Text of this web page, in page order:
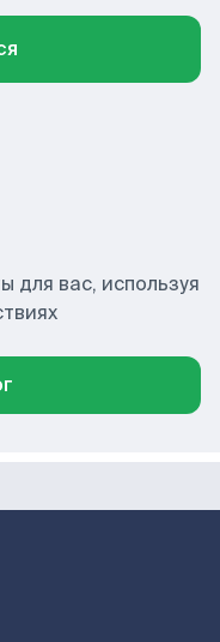
вас, используя